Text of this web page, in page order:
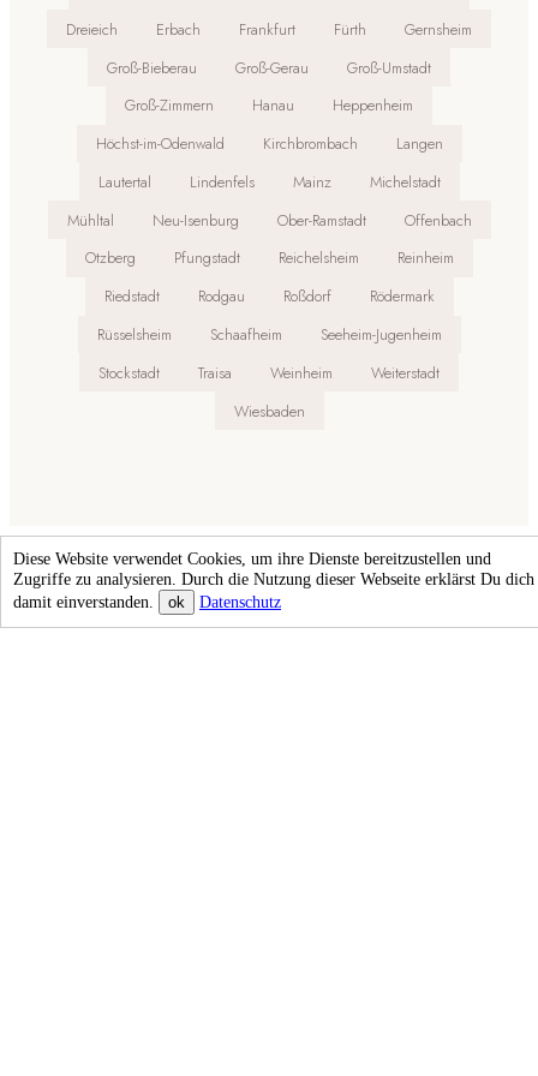
Dreieich
Erbach Frankfurt Fürth
Gernsheim
Groß-Bieberau
Groß-Gerau
Groß-Umstadt
Groß-Zimmern
Hanau
Heppenheim
Höchst-im-Odenwald
Kirchbrombach
Langen
Lautertal
Lindenfels Mainz
Michelstadt
Mühltal
Neu-Isenburg Ober-Ramstadt
Offenbach
Otzberg
Pfungstadt Reichelsheim
Reinheim
Riedstadt
Rodgau Roßdorf
Rödermark
Rüsselsheim
Schaafheim
Seeheim-Jugenheim
Stockstadt
Traisa Weinheim
Weiterstadt
Wiesbaden
Diese Website verwendet Cookies, um ihre Dienste bereitzustellen und
Zugriffe zu analysieren. Durch die Nutzung dieser Webseite erklärst Du dich
damit einverstanden.
ok Datenschutz